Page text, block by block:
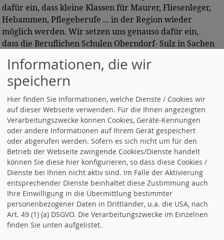
dafür ein, dass kleine Klassen für Maurer, Fliesenleger,
Hebammen, Pflegeberufe ... in der Region wieder
möglich werden. Wir setzen uns genauso dafür ein,
dass die Beruflichen Schulen Oberndorf- Sulz in Sachen
Bildung ist uns auch sonst ein zentrales Anliegen: ohne
Bildung keine Einsicht in die überlebenswichtigen
ökologischen Zusammenhänge, ohne Einsicht keine
Verhaltensänderung, ohne Verhaltensänderung keine
erfolgreiche kommunale Öko- Politik.
Industriestandort:
Der In-Park kann nur der Anfang sein. Arbeitsplätze,
Arbeitsplätze, Arbeitsplätze, damit unsere jungen
Leute nicht abwandernmüssen . Förderung eines
Gründerzentrumsist folgerichtig der nächste Schritt.
Suchen
Informationen, die wir
speichern
Hier finden Sie Informationen, welche Dienste / Cookies wir
auf dieser Webseite verwenden. Für die Ihnen angezeigten
Verarbeitungszwecke können Cookies, Geräte-Kennungen
oder andere Informationen auf Ihrem Gerät gespeichert
oder abgerufen werden. Sofern es sich nicht um für den
Betrieb der Webseite zwingende Cookies/Dienste handelt
können Sie diese hier konfigurieren, so dass diese Cookies /
Dienste bei Ihnen nicht aktiv sind. Im Falle der Aktivierung
entsprechender Dienste beinhaltet diese Zustimmung auch
Ihre Einwilligung in die Übermittlung bestimmter
personenbezogener Daten in Drittländer, u.a. die USA, nach
Art. 49 (1) (a) DSGVO. Die Verarbeitungszwecke im Einzelnen
finden Sie unten aufgelistet.